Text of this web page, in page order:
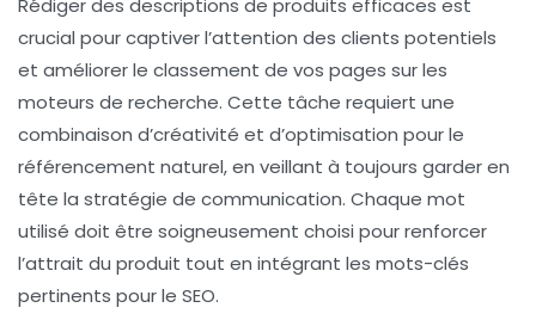
Rédiger des descriptions de produits efficaces est
crucial pour captiver l’attention des clients potentiels
et améliorer le classement de vos pages sur les
moteurs de recherche. Cette tâche requiert une
combinaison d’créativité et d’optimisation pour le
référencement naturel, en veillant à toujours garder en
tête la stratégie de communication. Chaque mot
utilisé doit être soigneusement choisi pour renforcer
l’attrait du produit tout en intégrant les mots-clés
pertinents pour le SEO.